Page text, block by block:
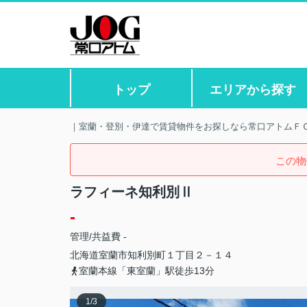
トップ エリアから探す
｜室蘭・登別・伊達で賃貸物件をお探しなら常口アトム
この
ラフィーネ知利別Ⅱ
-
管理/共益費 -
北海道室蘭市知利別町 １丁目２－１４
室蘭本線「東室蘭」駅徒歩13分
1/3